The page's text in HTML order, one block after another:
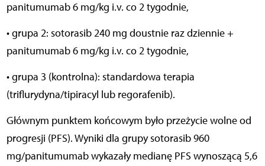
panitumumab 6 mg/kg i.v. co 2 tygodnie,
• grupa 2: sotorasib 240 mg doustnie raz dziennie +
panitumumab 6 mg/kg i.v. co 2 tygodnie,
• grupa 3 (kontrolna): standardowa terapia
(triflurydyna/tipiracyl lub regorafenib).
Głównym punktem końcowym było przeżycie wolne od
progresji (PFS). Wyniki dla grupy sotorasib 960
mg/panitumumab wykazały medianę PFS wynoszącą 5,6